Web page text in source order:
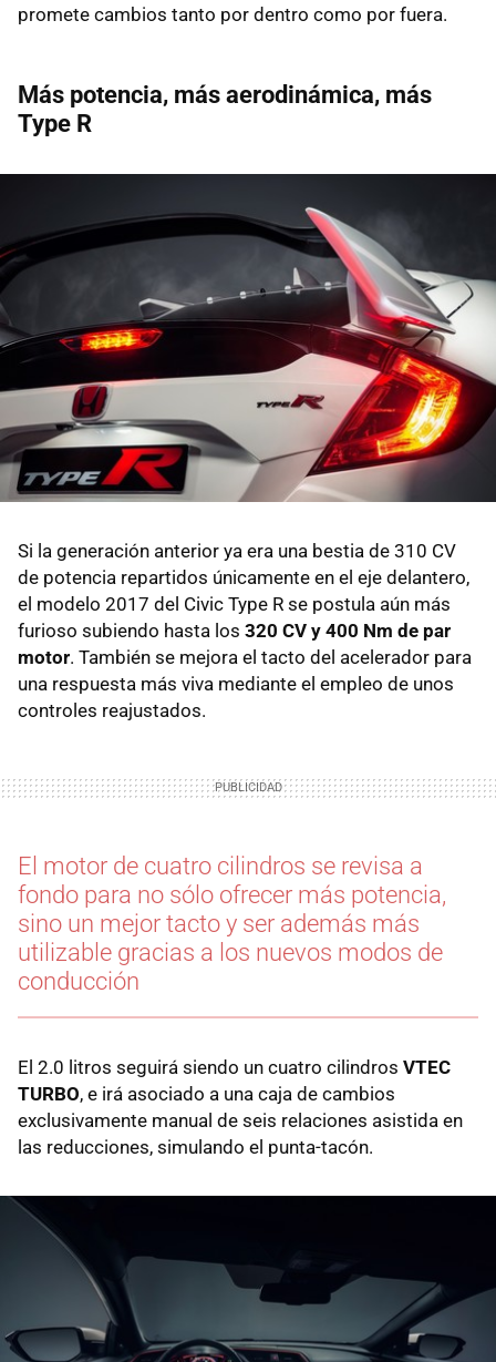
promete cambios tanto por dentro como por fuera.
Más potencia, más aerodinámica, más
Type R
Si la generación anterior ya era una bestia de 310 CV
de potencia repartidos únicamente en el eje delantero,
el modelo 2017 del Civic Type R se postula aún más
furioso subiendo hasta los 320 CV y 400 Nm de par
motor. También se mejora el tacto del acelerador para
una respuesta más viva mediante el empleo de unos
controles reajustados.
El motor de cuatro cilindros se revisa a
fondo para no sólo ofrecer más potencia,
sino un mejor tacto y ser además más
utilizable gracias a los nuevos modos de
conducción
El 2.0 litros seguirá siendo un cuatro cilindros VTEC
TURBO, e irá asociado a una caja de cambios
exclusivamente manual de seis relaciones asistida en
las reducciones, simulando el punta-tacón.